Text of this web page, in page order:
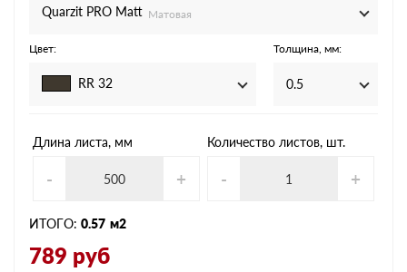
Quarzit PRO Matt Матовая
Цвет:
RR 32
Толщина, мм:
0.5
Длина листа, мм
- +
Количество листов, шт.
- +
ИТОГО: 0.57 м2
789 руб